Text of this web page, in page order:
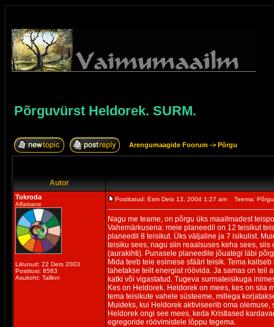
Põrguvürst Heldorek. SURM.
Arengumaagide Foorum -> Põrgu
Autor
Tokroda
Alfaisane
Liitunud: 22 Dets 2003
Postitusi: 8583
Asukoht: Tallinn
Postitatud: Esm Dets 13, 2004 1:27 am Teema:
Nagu me teame, on põrgu üks maailmadest
Vahemärkusena: meie planeedil on 12 teisikut
planeedil 8 teisikut. Üks väljaline ja 7 isikulist.
teisiku sees, nagu siin reaalsuses keha sees,
(aurakihti). Punasele planeedile jõuategi läbi
Mida teeb teie esimese sfääri teisik. Tema
tahetakse teilt energiat röövida. Ja samas on teil
katki või vigastatud. Tugeva surmateisikuga
Kes on Heldorek. Heldorek on mees, kes on
tema teisikute vahele süsteeme, millega
Muideks, kui Heldorek aktiviseerib oma
Heldorek ongi see mees, keda Kristlased
egregoride röövimistele lõppu tegema.